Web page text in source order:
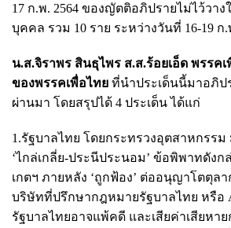
17 ก.พ. 2564 ของญัตติอภิปรายไม่ไว้วาง
บุคคล รวม 10 ราย ระหว่างวันที่ 16-19 ก.
น.ส.จิราพร สินธุไพร ส.ส.ร้อยเอ็ด พรรคเ
ของพรรคเพื่อไทย ที่นำประเด็นนี้มาอภิป
ผ่านมา โดยสรุปได้ 4 ประเด็น ได้แก่
1.รัฐบาลไทย โดยกระทรวงอุตสาหกรร
‘ไกล่เกลี่ย-ประนีประนอม’ ข้อพิพาทดัง
เกตฯ ภายหลัง ‘ถูกฟ้อง’ ต่ออนุญาโตตุลา
บริษัทที่ปรึกษากฎหมายรัฐบาลไทย หรือ
รัฐบาลไทยอาจแพ้คดี และเสียค่าเสียหา